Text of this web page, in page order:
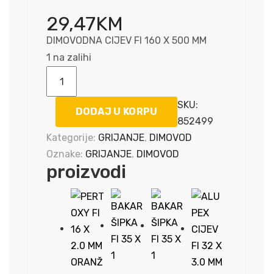
29,47KM
DIMOVODNA CIJEV FI 160 X 500 MM
1 na zalihi
160
X
500
MM
količina
DODAJ U KORPU
SKU:
852499
Kategorije: GRIJANJE, DIMOVOD
Oznake: GRIJANJE, DIMOVOD
proizvodi